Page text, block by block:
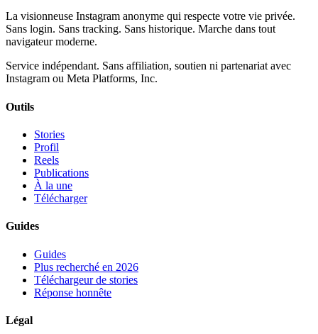
La visionneuse Instagram anonyme qui respecte votre vie privée.
Sans login. Sans tracking. Sans historique. Marche dans tout
navigateur moderne.
Service indépendant. Sans affiliation, soutien ni partenariat avec
Instagram ou Meta Platforms, Inc.
Outils
Stories
Profil
Reels
Publications
À la une
Télécharger
Guides
Guides
Plus recherché en 2026
Téléchargeur de stories
Réponse honnête
Légal